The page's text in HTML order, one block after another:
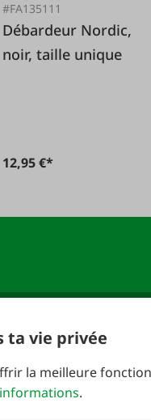
#FA135111
Débardeur Nordic,
noir, taille unique
12,95 €*
ta vie privée
la meilleure
.